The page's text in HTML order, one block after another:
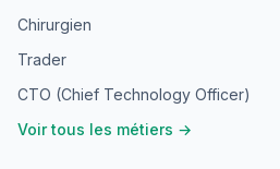
Chirurgien
Trader
CTO (Chief Technology Officer)
Voir tous les métiers →